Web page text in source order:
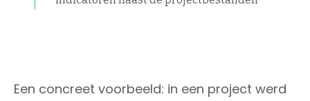
Een concreet voorbeeld: in een project werd